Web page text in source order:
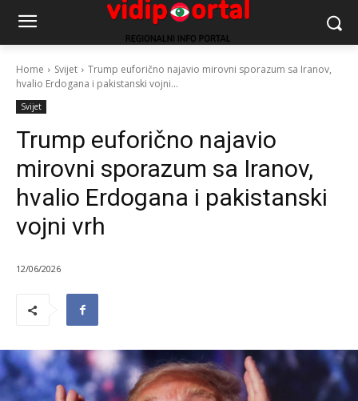
Home Svijet
Trump euforično najavio mirovni sporazum sa Iranov,
hvalio Erdogana i pakistanski vojni...
Svijet
Trump euforično najavio
mirovni sporazum sa Iranov,
hvalio Erdogana i pakistanski
vojni vrh
12/06/2026